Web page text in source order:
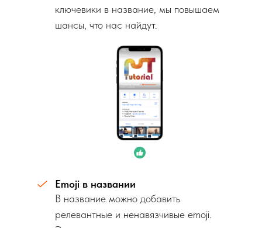
ключевики в название, мы повышаем
шансы, что нас найдут.
Emoji в названии
В название можно добавить
релевантные и ненавязчивые emoji.